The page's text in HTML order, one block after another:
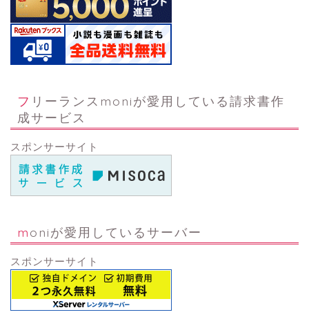
フリーランスmoniが愛用している請求書作
成サービス
スポンサーサイト
moniが愛用しているサーバー
スポンサーサイト